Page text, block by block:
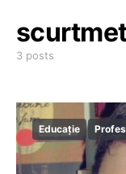
3 posts
Educație